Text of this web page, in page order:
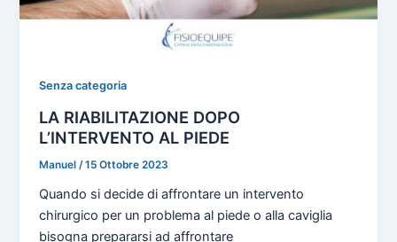
Senza categoria
LA RIABILITAZIONE DOPO
L’INTERVENTO AL PIEDE
Manuel /15 Ottobre 2023
Quando si decide di affrontare un intervento
chirurgico per un problema al piede o alla caviglia
bisogna prepararsi ad affrontare